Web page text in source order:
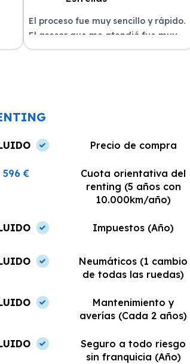
El proceso fue muy sencillo y rápido.
El asesor que me atendió fue muy
amable y me explicó todo con
Precio de compra
596 €
Cuota orientativa del
renting (5 años con
10.000km/año)
Impuestos (Año)
Neumáticos (1 cambio
de todas las ruedas)
Mantenimiento y
averías (Cada 2 años)
Seguro a todo riesgo
sin franquicia (Año)